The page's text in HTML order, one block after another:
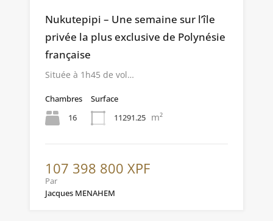
Nukutepipi – Une semaine sur l’île
privée la plus exclusive de Polynésie
française
Située à 1h45 de vol…
Chambres
16
Surface
11291.25 m²
107 398 800 XPF
Par
Jacques MENAHEM